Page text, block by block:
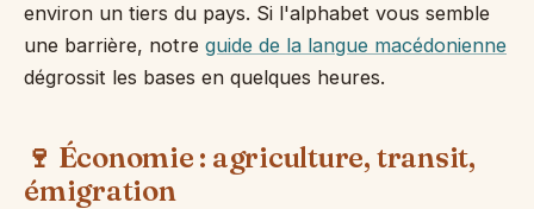
environ un tiers du pays. Si l'alphabet vous semble
une barrière, notre guide de la langue macédonienne
dégrossit les bases en quelques heures.
🍷 Économie : agriculture, transit,
émigration